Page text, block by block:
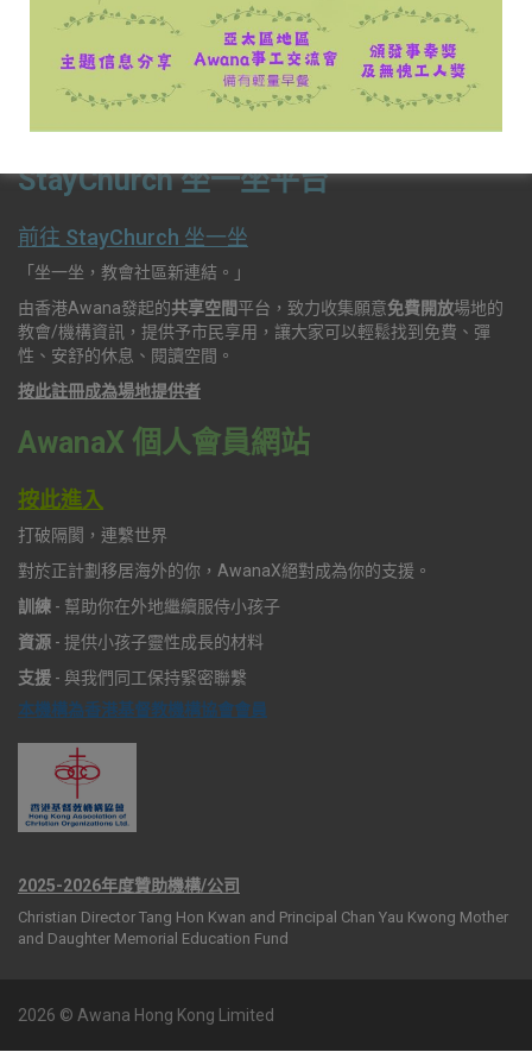
電話：3171 6757
電郵：office@awana.org.hk
StayChurch 坐一坐平台
前往 StayChurch 坐一坐
「坐一坐，教會社區新連結。」
由香港Awana發起的共享空間平台，致力收集願意免費開放場地的
教會/機構資訊，提供予市民享用，讓大家可以輕鬆找到免費、彈
性、安舒的休息、閱讀空間。
按此註冊成為場地提供者
AwanaX 個人會員網站
按此進入
打破隔閡，連繫世界
對於正計劃移居海外的你，AwanaX絕對成為你的支援。
訓練 - 幫助你在外地繼續服侍小孩子
資源 - 提供小孩子靈性成長的材料
支援 - 與我們同工保持緊密聯繫
本機構為香港基督教機構協會會員
2025-2026年度贊助機構/公司
Christian Director Tang Hon Kwan and Principal Chan Yau Kwong Mother
and Daughter Memorial Education Fund
2026 © Awana Hong Kong Limited